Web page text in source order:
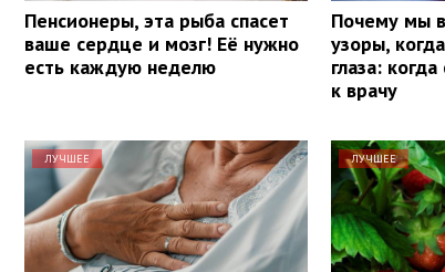
Пенсионеры, эта рыба спасет
ваше сердце и мозг! Её нужно
есть каждую неделю
Почему мы
узоры,
глаза:
к врачу
ЛУЧШЕЕ ЛУЧШЕЕ